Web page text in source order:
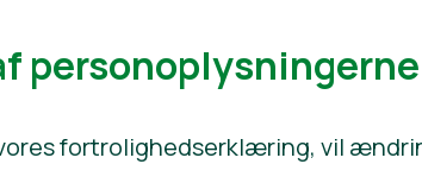
personoplysningerne
fortrolighedserklæring, vil